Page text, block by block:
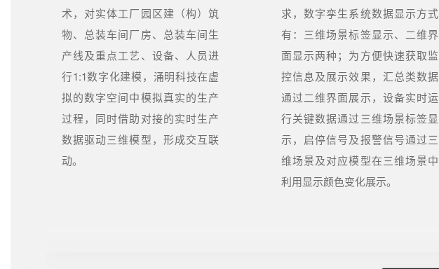
术，对实体工厂园区建（构）筑
物、总装车间厂房、总装车间生
产线及重点工艺、设备、人员进
行1:1数字化建模，涌明科技在虚
拟的数字空间中模拟真实的生产
过程，同时借助对接的实时生产
数据驱动三维模型，形成交互联
动。
求，数字孪生系统数据显示方式
有：三维场景标签显示、二维界
面显示两种；为方便快速获取监
控信息及展示效果，汇总类数据
通过二维界面展示，设备实时运
行关键数据通过三维场景标签显
示，启停信号及报警信号通过三
维场景及对应模型在三维场景中
利用显示颜色变化展示。